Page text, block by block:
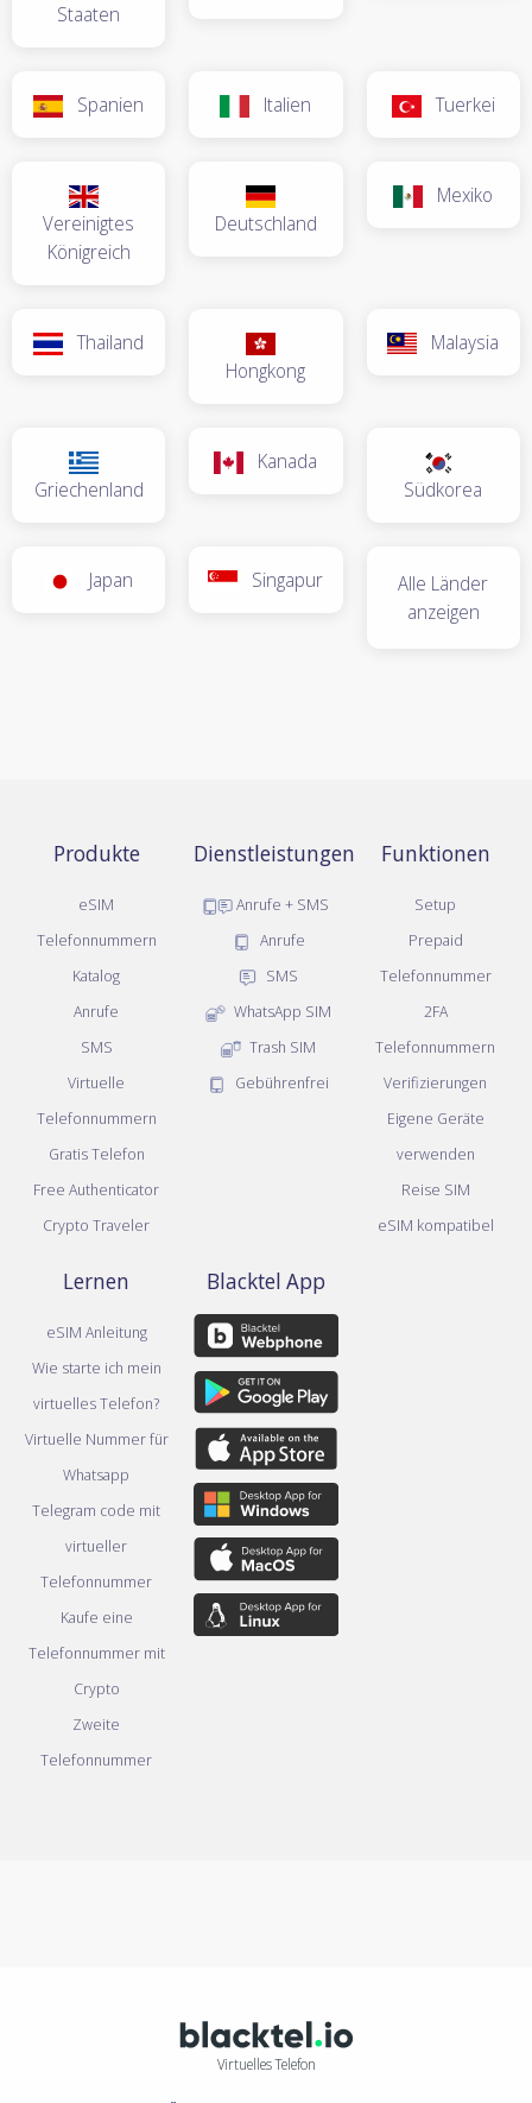
Staaten
Spanien Italien Tuerkei
Vereinigtes
Königreich
Deutschland
Mexiko
Thailand
Hongkong
Malaysia
Griechenland
Kanada
Südkorea
Japan Singapur
Alle Länder
anzeigen
Produkte
eSIM
Telefonnummern
Katalog
Anrufe
SMS
Virtuelle
Telefonnummern
Gratis Telefon
Free Authenticator
Crypto Traveler
Dienstleistungen
Anrufe + SMS
Anrufe
SMS
WhatsApp SIM
Trash SIM
Gebührenfrei
Funktionen
Setup
Prepaid
Telefonnummer
2FA
Telefonnummern
Verifizierungen
Eigene Geräte
verwenden
Reise SIM
eSIM kompatibel
Lernen
eSIM Anleitung
Wie starte ich mein
virtuelles Telefon?
Virtuelle Nummer für
Whatsapp
Telegram code mit
virtueller
Telefonnummer
Kaufe eine
Telefonnummer mit
Crypto
Zweite
Telefonnummer
Blacktel App
Virtuelles Telefon